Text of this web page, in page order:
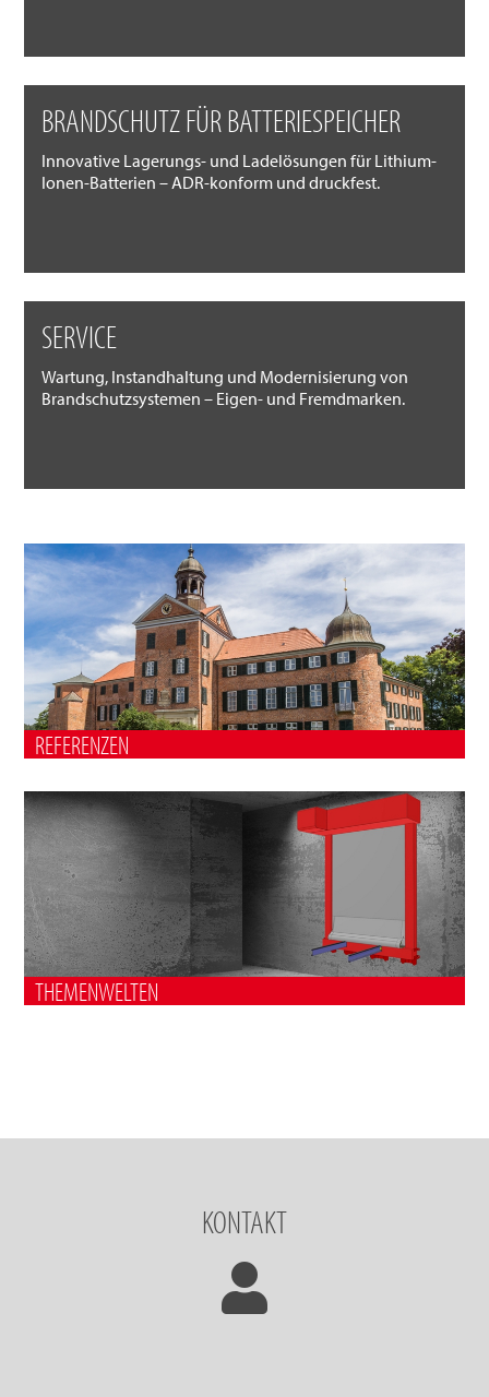
BRANDSCHUTZ FÜR BATTERIESPEICHER
Innovative Lagerungs- und Ladelösungen für Lithium-
Ionen-Batterien – ADR-konform und druckfest.
SERVICE
Wartung, Instandhaltung und Modernisierung von
Brandschutzsystemen – Eigen- und Fremdmarken.
REFERENZEN
THEMENWELTEN
KONTAKT